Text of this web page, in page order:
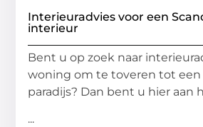
Interieuradvies voor een
interieur
Bent u op zoek naar
woning om te toveren tot een
paradijs? Dan bent u hier aan
...